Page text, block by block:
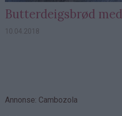
Butterdeigsbrød
10.04.2018
Annonse: Cambozola